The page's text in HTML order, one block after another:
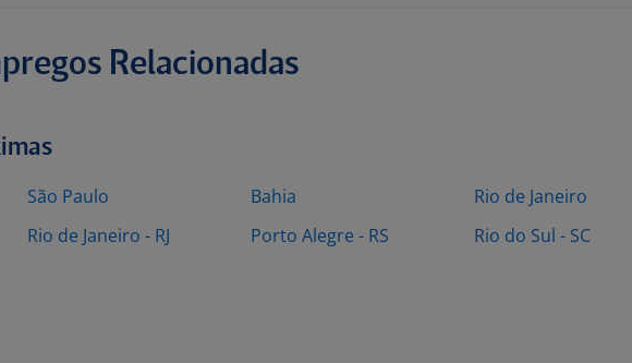
Relacionadas
São Paulo
Rio de Janeiro - RJ
Bahia
Porto Alegre - RS
Rio de Janeiro
Rio do Sul - SC